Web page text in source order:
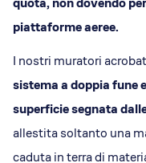
piattaforme aeree.
I nostri muratori
sistema a doppia fune
superficie segnata
allestita soltanto una
caduta in terra di